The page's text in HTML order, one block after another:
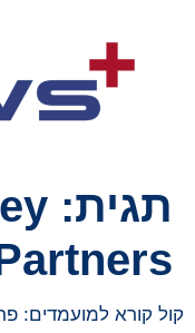
תגית:
קול קורא למועמדים: